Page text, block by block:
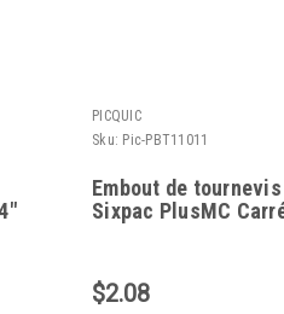
PICQUIC
Sku: Pic-PBT11011
Embout de
Sixpac PlusMC
$2.08